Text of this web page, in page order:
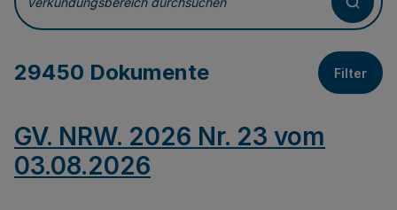
Verkündungsbereich durchsuchen
29450 Dokumente Filter
GV. NRW. 2026 Nr. 23 vom
03.08.2026